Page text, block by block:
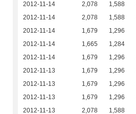
2012-11-14
2,078 1,588
2012-11-14
2,078 1,588
2012-11-14
1,679 1,296
2012-11-14
1,665 1,284
2012-11-14
1,679 1,296
2012-11-13
1,679 1,296
2012-11-13
1,679 1,296
2012-11-13
1,679 1,296
2012-11-13
2,078 1,588